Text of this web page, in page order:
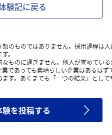
験記に戻る
のものではありません。採用過程は
。
ものに過ぎません。他人が誉めてい
であっても素晴らしい企業はあるはず
す。あくまでも「一つの結果」として
を投稿する